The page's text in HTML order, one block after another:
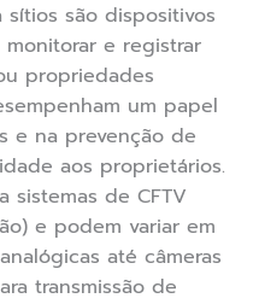
sítios são dispositivos
e registrar
propriedades
um papel
e na prevenção de
aos proprietários.
sistemas de CFTV
e podem variar em
até câmeras
transmissão de